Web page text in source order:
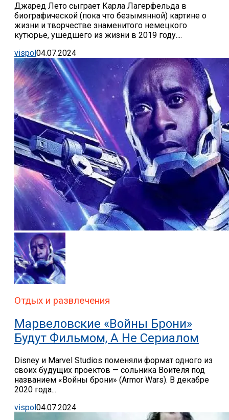
Джаред Лето сыграет Карла Лагерфельда в
биографической (пока что безымянной) картине о
жизни и творчестве знаменитого немецкого
кутюрье, ушедшего из жизни в 2019 году....
vispol04.07.2024
Отдых и развлечения
Марвеловские «Войны Брони»
Будут Фильмом, А Не Сериалом
Disney и Marvel Studios поменяли формат одного из
своих будущих проектов — сольника Воителя под
названием «Войны брони» (Armor Wars). В декабре
2020 года...
vispol04.07.2024